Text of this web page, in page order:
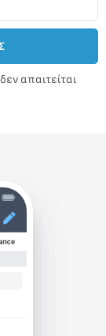
απαιτείται